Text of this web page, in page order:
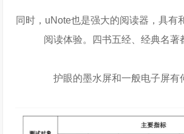
同时，uNote也是强大的阅读器，具有
阅读体验。四书五经、经典名著
护眼的墨水屏和一般电子屏有